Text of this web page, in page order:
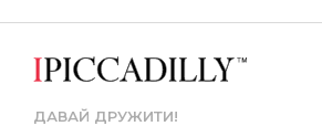
ДАВАЙ ДРУЖИТИ!